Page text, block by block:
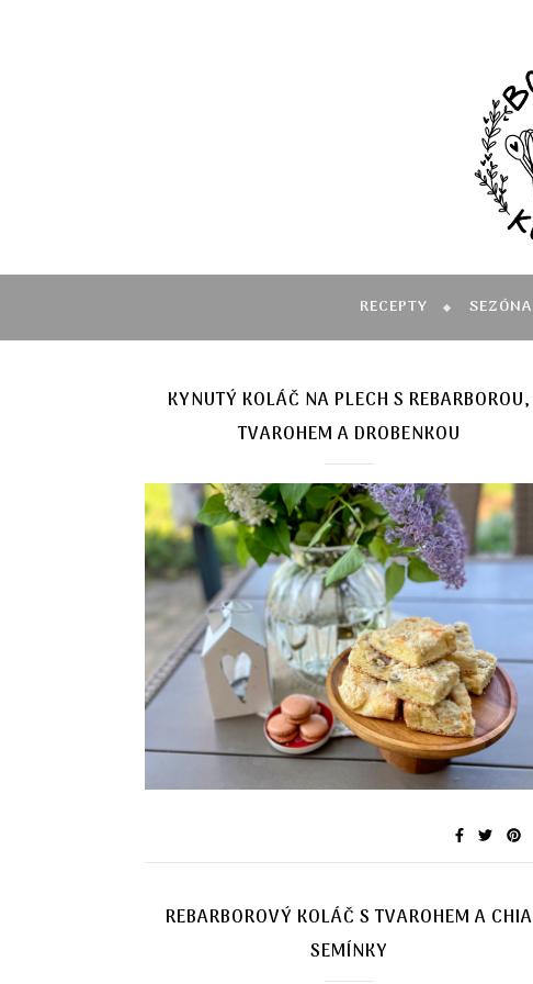
RECEPTY SEZÓNA
KYNUTÝ KOLÁČ NA PLECH S REBARBOROU,
TVAROHEM A DROBENKOU
REBARBOROVÝ KOLÁČ S TVAROHEM A CHIA
SEMÍNKY